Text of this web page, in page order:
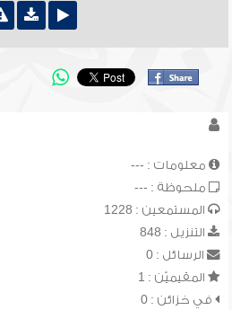
معلومات : ---
ملحوظة : ---
المستمعين : 1228
التنزيل : 848
الرسائل : 0
المقيميّن : 1
في خزائن : 0